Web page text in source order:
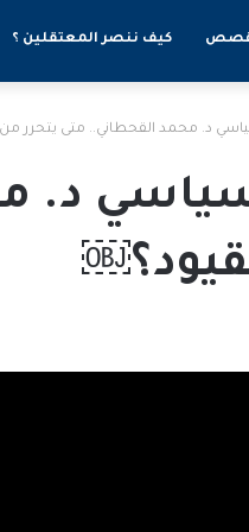
كيف ننصر المعتقلين ؟
د. محمد القحطاني.. متى يتحرر
د.